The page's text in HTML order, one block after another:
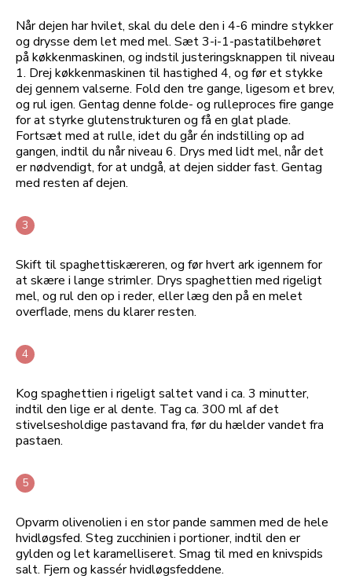
Når dejen har hvilet, skal du dele den i 4-6 mindre stykker
og drysse dem let med mel. Sæt 3-i-1-pastatilbehøret
på køkkenmaskinen, og indstil justeringsknappen til niveau
1. Drej køkkenmaskinen til hastighed 4, og før et stykke
dej gennem valserne. Fold den tre gange, ligesom et brev,
og rul igen. Gentag denne folde- og rulleproces fire gange
for at styrke glutenstrukturen og få en glat plade.
Fortsæt med at rulle, idet du går én indstilling op ad
gangen, indtil du når niveau 6. Drys med lidt mel, når det
er nødvendigt, for at undgå, at dejen sidder fast. Gentag
med resten af dejen.
Skift til spaghettiskæreren, og før hvert ark igennem for
at skære i lange strimler. Drys spaghettien med rigeligt
mel, og rul den op i reder, eller læg den på en melet
overflade, mens du klarer resten.
Kog spaghettien i rigeligt saltet vand i ca. 3 minutter,
indtil den lige er al dente. Tag ca. 300 ml af det
stivelsesholdige pastavand fra, før du hælder vandet fra
pastaen.
Opvarm olivenolien i en stor pande sammen med de hele
hvidløgsfed. Steg zucchinien i portioner, indtil den er
gylden og let karamelliseret. Smag til med en knivspids
salt. Fjern og kassér hvidløgsfeddene.